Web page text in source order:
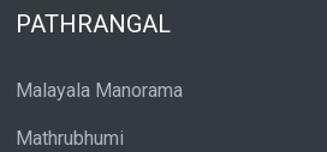
PATHRANGAL
Malayala Manorama
Mathrubhumi